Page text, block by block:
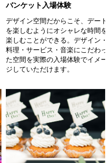
バンケット入場体験
デザイン空間だからこそ、デート
を楽しむようにオシャレな時間を
楽しむことができる。デザイン・
料理・サービス・音楽にこだわっ
た空間を実際の入場体験でイメー
ジしていただけます。